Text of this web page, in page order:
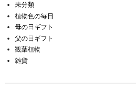
未分類
植物色の毎日
母の日ギフト
父の日ギフト
観葉植物
雑貨